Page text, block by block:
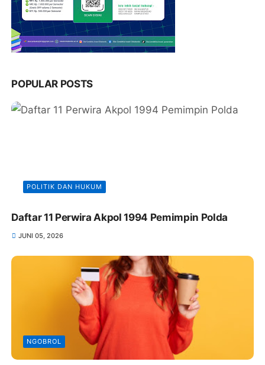
POPULAR POSTS
POLITIK DAN HUKUM
Daftar 11 Perwira Akpol 1994 Pemimpin Polda
JUNI 05, 2026
NGOBROL